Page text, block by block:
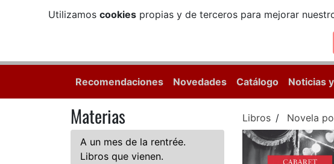
Utilizamos cookiespropias y de terceros para mejorar
Recomendaciones Novedades Catálogo Noticias
Materias
A un mes de la rentrée.
Libros que vienen.
Libros Novela